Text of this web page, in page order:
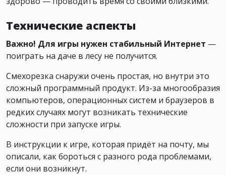
Технические аспекты
Важно! Для игры нужен стабильный Интернет —
поиграть на даче в лесу не получится.
Смехорезка снаружи очень простая, но внутри это
сложный программный продукт. Из-за многообразия
компьютеров, операционных систем и браузеров в
редких случаях могут возникать технические
сложности при запуске игры.
В инструкции к игре, которая придёт на почту, мы
описали, как бороться с разного рода проблемами,
если они возникнут.